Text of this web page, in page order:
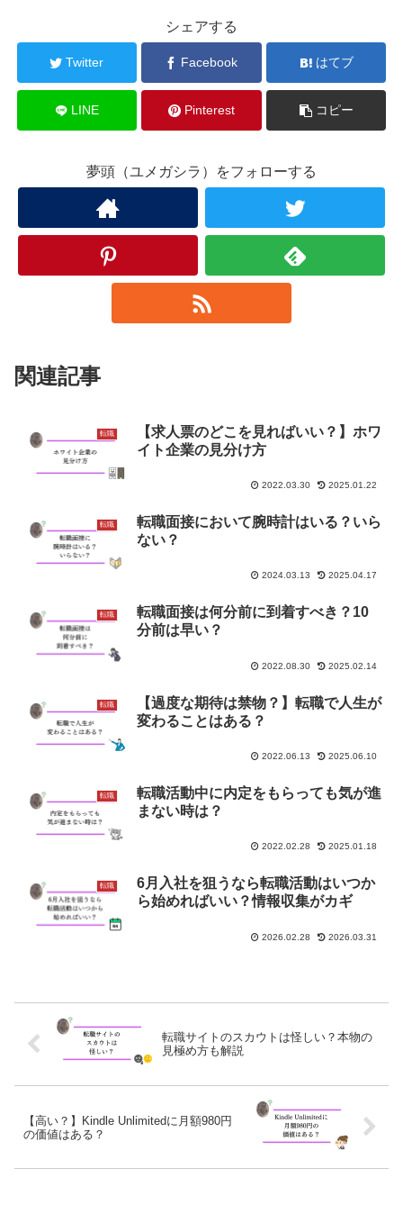
シェアする
Twitter Facebook はてブ
LINE Pinterest コピー
夢頭（ユメガシラ）をフォローする
関連記事
転職
【求人票のどこを見ればいい？】ホワ
イト企業の見分け方
2022.03.30 2025.01.22
転職
転職面接において腕時計はいる？いら
ない？
2024.03.13 2025.04.17
転職
転職面接は何分前に到着すべき？10
分前は早い？
2022.08.30 2025.02.14
転職
【過度な期待は禁物？】転職で人生が
変わることはある？
2022.06.13 2025.06.10
転職
転職活動中に内定をもらっても気が進
まない時は？
2022.02.28 2025.01.18
転職
6月入社を狙うなら転職活動はいつか
ら始めればいい？情報収集がカギ
2026.02.28 2026.03.31
転職サイトのスカウトは怪しい？本物の
見極め方も解説
【高い？】Kindle Unlimitedに月額980円
の価値はある？